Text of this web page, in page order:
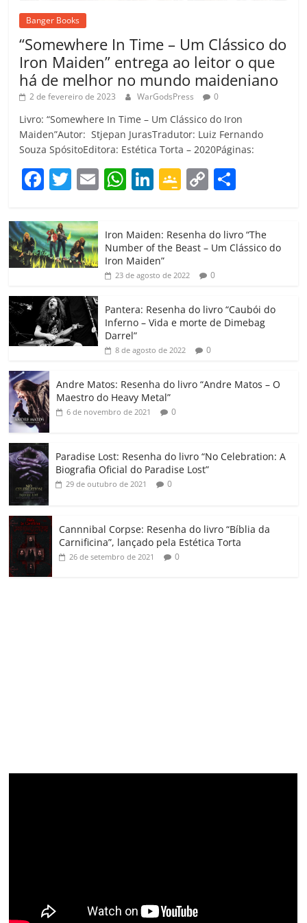
Banger Books
“Somewhere In Time – Um Clássico do
Iron Maiden” entrega ao leitor o que
há de melhor no mundo maideniano
2 de fevereiro de 2023 WarGodsPress 0
Livro: “Somewhere In Time – Um Clássico do Iron
Maiden”Autor: Stjepan JurasTradutor: Luiz Fernando
Souza SpósitoEditora: Estética Torta – 2020Páginas:
F
c
e
b
o
o
k
T
itt
er
E W
at
s
A
p
Li
e
dI
G
gl
e
Cl
a
ss
ro
o
C
p
y
Li
k
m
p
h
ar
Iron Maiden: Resenha do livro “The
Number of the Beast – Um Clássico do
Iron Maiden”
23 de agosto de 2022 0
Pantera: Resenha do livro “Caubói do
Inferno – Vida e morte de Dimebag
Darrel”
8 de agosto de 2022 0
Andre Matos: Resenha do livro “Andre Matos – O
Maestro do Heavy Metal”
6 de novembro de 2021 0
Paradise Lost: Resenha do livro “No Celebration: A
Biografia Oficial do Paradise Lost”
29 de outubro de 2021 0
Cannnibal Corpse: Resenha do livro “Bíblia da
Carnificina”, lançado pela Estética Torta
26 de setembro de 2021 0